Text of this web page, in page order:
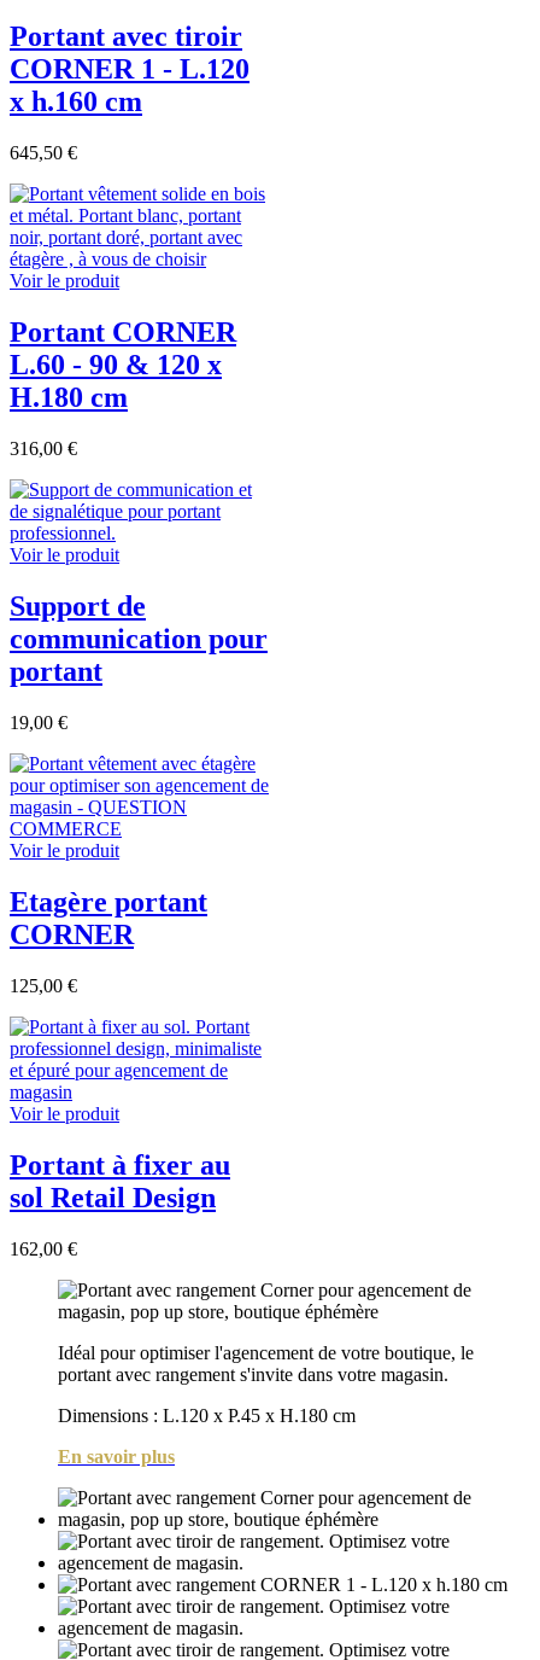
Portant avec tiroir
CORNER 1 - L.120
x h.160 cm
645,50 €
Voir le produit
Portant CORNER
L.60 - 90 & 120 x
H.180 cm
316,00 €
Voir le produit
Support de
communication pour
portant
19,00 €
Voir le produit
Etagère portant
CORNER
125,00 €
Voir le produit
Portant à fixer au
sol Retail Design
162,00 €
Idéal pour optimiser l'agencement de votre boutique, le
portant avec rangement s'invite dans votre magasin.
Dimensions : L.120 x P.45 x H.180 cm
En savoir plus